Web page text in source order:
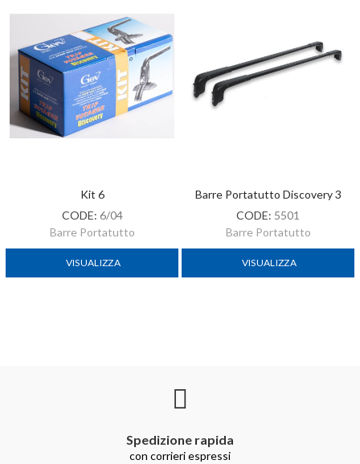
Kit 6
CODE: 6/04
Barre Portatutto
VISUALIZZA
Barre Portatutto Discovery 3
CODE: 5501
Barre Portatutto
VISUALIZZA
Spedizione rapida
con corrieri espressi